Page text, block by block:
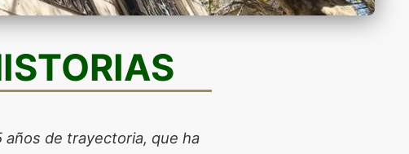
de trayectoria, que ha